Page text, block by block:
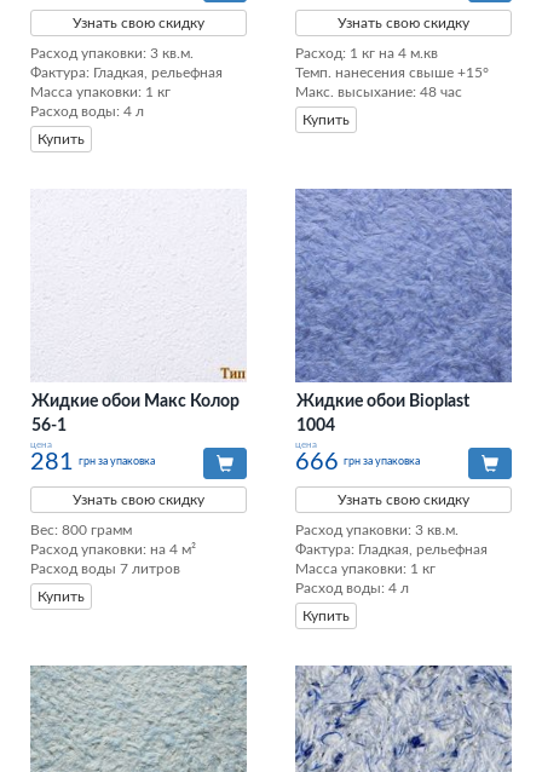
Узнать свою скидку
Расход упаковки: 3 кв.м.
Фактура: Гладкая, рельефная
Масса упаковки: 1 кг
Расход воды: 4 л
Купить
Узнать свою скидку
Расход: 1 кг на 4 м.кв
Темп. нанесения свыше +15°
Макс. высыхание: 48 час
Купить
Жидкие обои Макс Колор
56-1
цена
281 грн за упаковка
Узнать свою скидку
Вес: 800 грамм
Расход упаковки: на 4 м²
Расход воды 7 литров
Купить
Жидкие обои Bioplast
1004
цена
666 грн за упаковка
Узнать свою скидку
Расход упаковки: 3 кв.м.
Фактура: Гладкая, рельефная
Масса упаковки: 1 кг
Расход воды: 4 л
Купить